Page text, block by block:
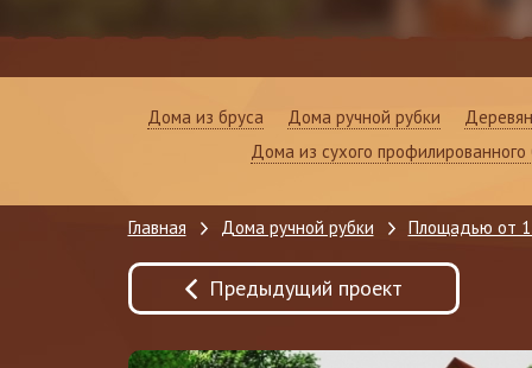
Дома из бруса Дома ручной рубки
Дома из сухого профилированного
Главная Дома ручной рубки Площадью от
Предыдущий проект